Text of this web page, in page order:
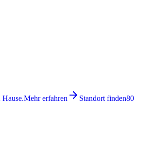
Mehr erfahren Standort finden80